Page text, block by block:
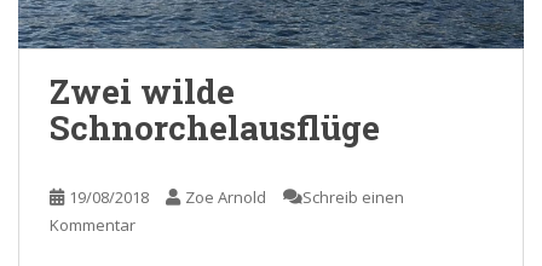
Zwei wilde
Schnorchelausflüge
19/08/2018 Zoe Arnold
Schreib einen
Kommentar